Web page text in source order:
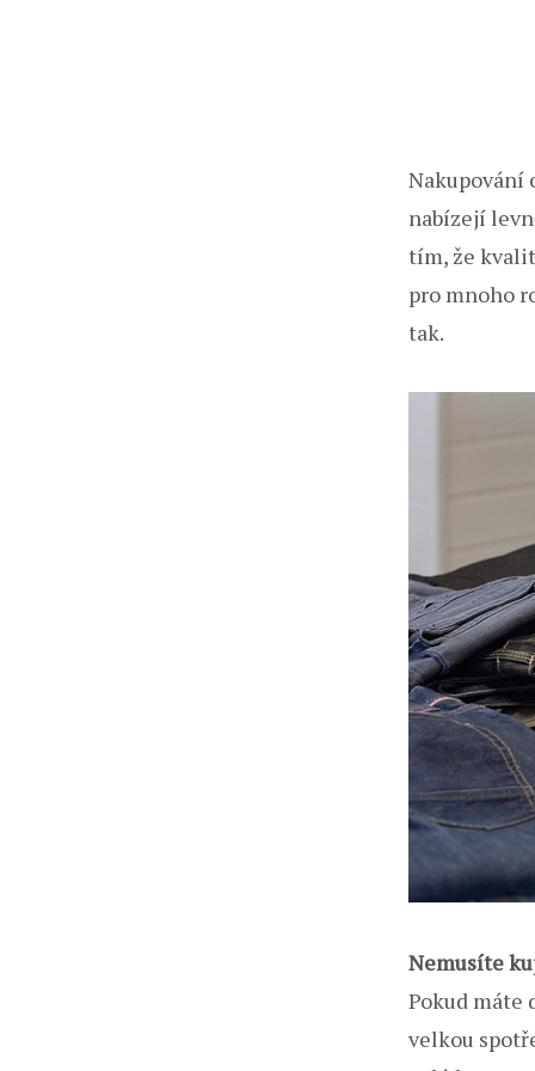
Nakupování
nabízejí
tím, že
pro mnoho
tak.
Nemusíte
Pokud máte
velkou